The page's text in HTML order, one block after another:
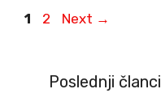
Page
1 Page
2 Next →
Poslednji članci